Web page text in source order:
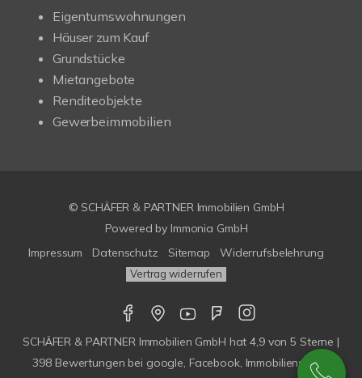
Eigentumswohnungen
Häuser zum Kauf
Grundstücke
Mietangebote
Renditeobjekte
Gewerbeimmobilien
© SCHÄFER & PARTNER Immobilien GmbH
Powered by Immonia GmbH
Impressum
Datenschutz Sitemap Widerrufsbelehrung
Vertrag widerrufen
SCHÄFER & PARTNER Immobilien GmbH hat4,9von5 Sterne |
398 Bewertungen bei google, Facebook, Immobilienscout,